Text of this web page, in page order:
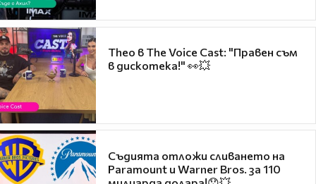
Theo в The Voice Cast: "Правен съм
в дискотека!" 👀💥
Съдията отложи сливането на
Paramount и Warner Bros. за 110